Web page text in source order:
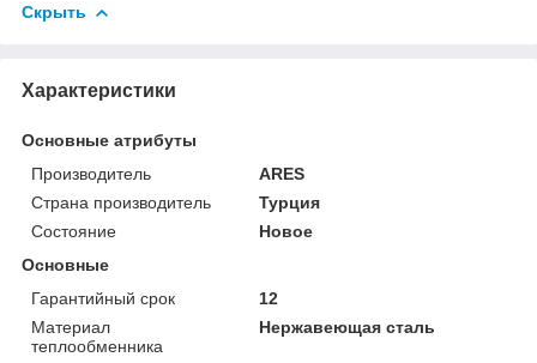
Скрыть
Характеристики
Основные атрибуты
Производитель
ARES
Страна производитель
Турция
Состояние
Новое
Основные
Гарантийный срок
12
Материал
теплообменника
Нержавеющая сталь